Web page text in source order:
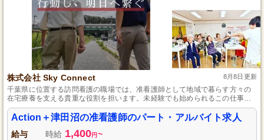
株式会社 Sky Connect 8月8日更新
千葉県に位置する訪問看護の職場では、准看護師として地域で暮らす方々の
在宅療養を支える貴重な役割を担います。未経験でも始められるこの仕事
は、地域貢献を実感しながら、土日祝日が休みとなるためプライベートも充
実できます。また、昇給制度があるので、やりがいと共に自身の成長も感じ
られるはずです。
Action＋津田沼の准看護師のパート・アルバイト求人
給与 時給 1,400円 ~